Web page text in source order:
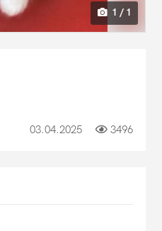
1 / 1
03.04.2025 3496